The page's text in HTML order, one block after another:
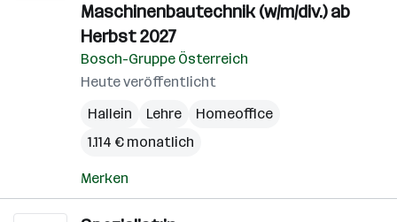
Maschinenbautechnik (w/m/div.) ab
Herbst 2027
Bosch-Gruppe Österreich
Heute veröffentlicht
Hallein
Lehre
Homeoffice
1.114 € monatlich
Merken